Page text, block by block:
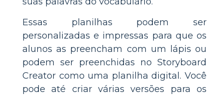
Essas planilhas podem ser
personalizadas e impressas para que os
alunos as preencham com um lápis ou
podem ser preenchidas no Storyboard
Creator como uma planilha digital. Você
pode até criar várias versões para os